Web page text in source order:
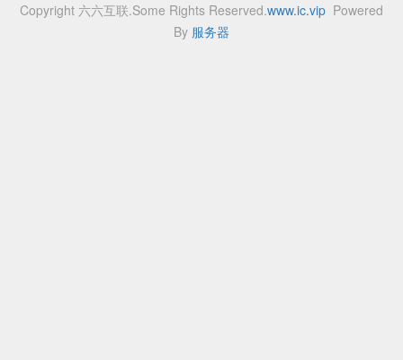
Copyright 六六互联.Some Rights Reserved.www.ic.vip Powered
By 服务器